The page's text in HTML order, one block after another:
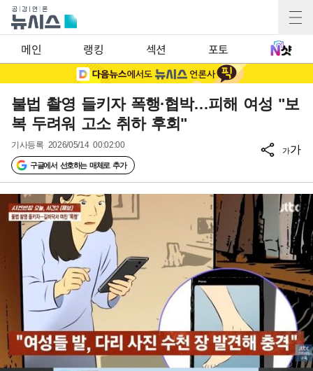
메인 랭킹 섹션 포토
불법 촬영 들키자 폭행·협박…피해 여성 "보
복 두려워 고소 취하 후회"
기사등록 2026/05/14 00:02:00
구글에서 선호하는 매체로 추가
가가